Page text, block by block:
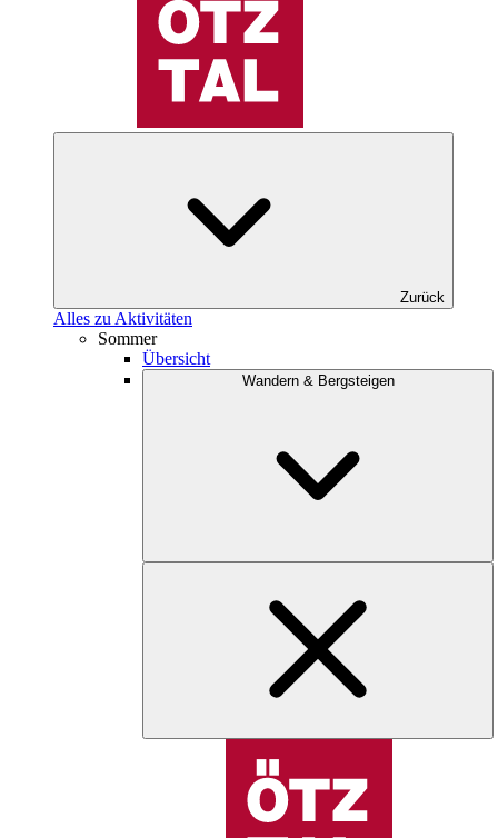
Zurück
Alles zu Aktivitäten
Sommer
Übersicht
Wandern & Bergsteigen